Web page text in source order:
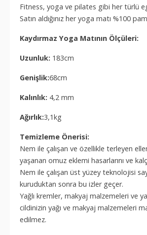
Fitness, yoga ve pilates gibi her türlü
Satın aldığınız her yoga matı %100
Kaydırmaz Yoga Matının Ölçüleri:
Uzunluk: 183cm
Genişlik:68cm
Kalınlık: 4,2 mm
Ağırlık:3,1kg
Temizleme Önerisi:
Nem ile çalışan ve özellikle terleyen
yaşanan omuz eklemi hasarlarını ve
Nem ile çalışan üst yüzey teknolojisi
kuruduktan sonra bu izler geçer.
Yağlı kremler, makyaj malzemeleri ve
cildinizin yağı ve makyaj malzemeleri
edilmez.